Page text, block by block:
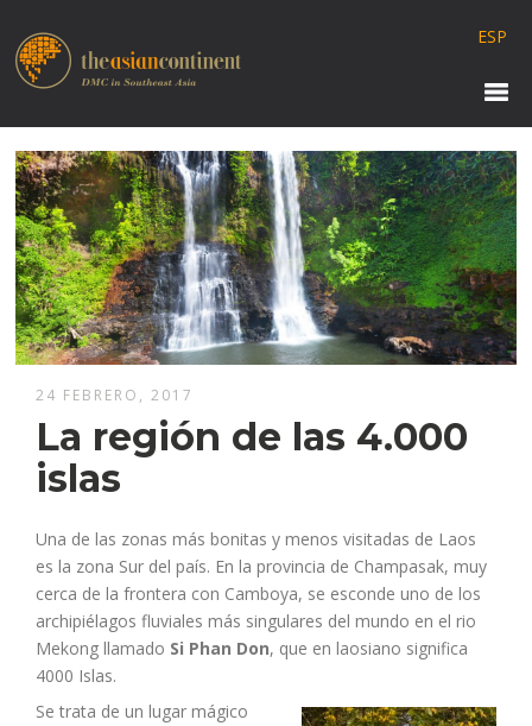
ESP
24 FEBRERO, 2017
La región de las 4.000
islas
Una de las zonas más bonitas y menos visitadas de Laos
es la zona Sur del país. En la provincia de Champasak, muy
cerca de la frontera con Camboya, se esconde uno de los
archipiélagos fluviales más singulares del mundo en el rio
Mekong llamado Si Phan Don, que en laosiano significa
4000 Islas.
Se trata de un lugar mágico